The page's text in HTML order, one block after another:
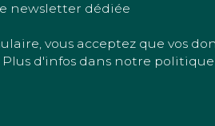
newsletter dédiée
vous acceptez que vos
Plus d'infos dans notre